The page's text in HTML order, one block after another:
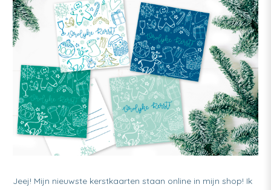
Jeej! Mijn nieuwste kerstkaarten staan online in mijn shop! Ik